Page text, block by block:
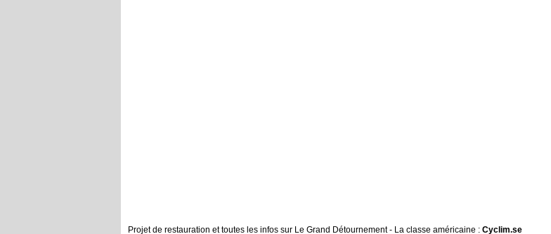
Projet de restauration et toutes les infos sur Le Grand Détournement - La classe américaine : Cyclim.se